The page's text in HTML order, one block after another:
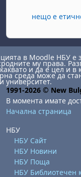
нещо е
в Moodle НБУ е
му права.
и да е цел и в
среда може да
университет.
1991-2026 © New
В момента имате
Начална страница
НБУ
НБУ Сайт
НБУ Новини
НБУ Поща
НБУ Библиотечен